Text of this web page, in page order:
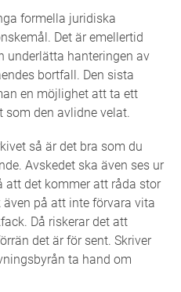
formella juridiska
Det är emellertid
underlätta hanteringen av
bortfall. Den sista
en möjlighet att ta ett
som den avlidne velat.
så är det bra som du
Avskedet ska även ses ur
att det kommer att råda stor
på att inte förvara vita
Då riskerar det att
det är för sent. Skriver
ta hand om